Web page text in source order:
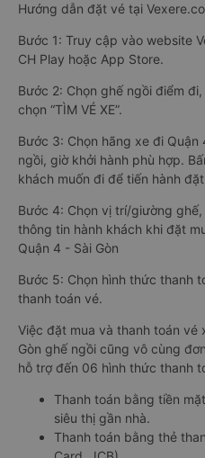
Hướng dẫn đặt vé tại
Bước 1: Truy cập vào website
CH Play hoặc App Store.
Bước 2: Chọn ghế ngồi điểm
chọn “TÌM VÉ XE”.
Bước 3: Chọn hãng xe đi Quận
ngồi, giờ khởi hành phù hợp.
khách muốn đi để tiến hành
Bước 4: Chọn vị trí/giường
thông tin hành khách khi đặt
Quận 4 - Sài Gòn
Bước 5: Chọn hình thức thanh
thanh toán vé.
Việc đặt mua và thanh toán vé
Gòn ghế ngồi cũng vô cùng
hỗ trợ đến 06 hình thức thanh
Thanh toán bằng tiền
siêu thị gần nhà.
Thanh toán bằng thẻ